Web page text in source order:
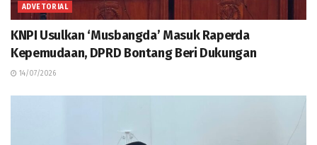
ADVETORIAL
KNPI Usulkan ‘Musbangda’ Masuk Raperda
Kepemudaan, DPRD Bontang Beri Dukungan
14/07/2026